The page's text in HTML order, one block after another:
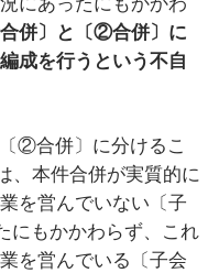
併〕と〔②合併〕に
成を行うという不自
②合併〕に分けるこ
、本件合併が実質的に
を営んでいない〔子
にもかかわらず、これ
を営んでいる〔子会